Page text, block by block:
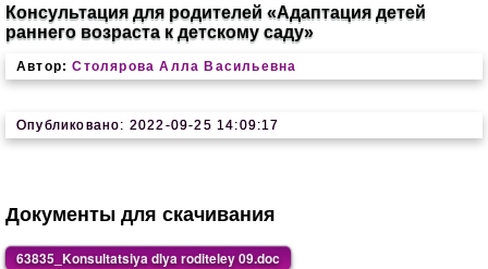
Консультация для родителей «Адаптация детей
раннего возраста к детскому саду»
Автор: Столярова Алла Васильевна
Опубликовано: 2022-09-25 14:09:17
Документы для скачивания
63835_Konsultatsiya dlya roditeley 09.doc